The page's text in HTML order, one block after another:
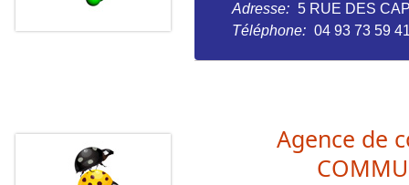
Adresse: 5 RUE DES
Téléphone: 04 93 73 59
Agence de